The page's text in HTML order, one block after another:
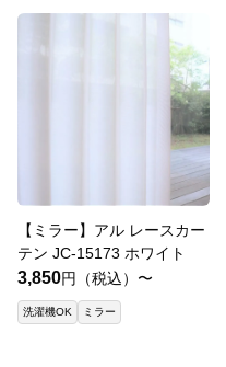
【ミラー】アル レースカー
テン JC-15173 ホワイト
3,850円（税込）〜
洗濯機OK ミラー